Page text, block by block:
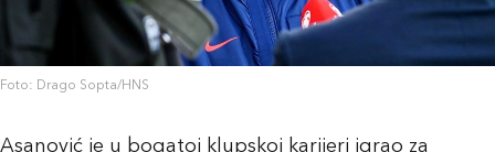
Foto: Drago Sopta/HNS
Asanović je u bogatoj klupskoj karijeri igrao za